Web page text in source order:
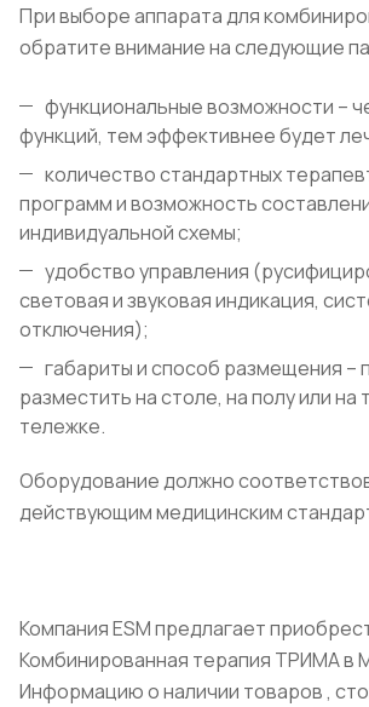
При выборе аппарата для
обратите внимание на следующие
функциональные возможности –
функций, тем эффективнее будет
количество стандартных
программ и возможность
индивидуальной схемы;
удобство управления
световая и звуковая индикация,
отключения);
габариты и способ размещения –
разместить на столе, на полу или на
тележке.
Оборудование должно
действующим медицинским
Компания ESM предлагает
Комбинированная терапия ТРИМА в
Информацию о наличии товаров ,